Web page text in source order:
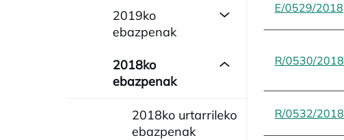
2019ko
ebazpenak
2018ko
ebazpenak
2018ko urtarrileko
ebazpenak
E/0529/2018
R/0530/2018
R/0532/2018